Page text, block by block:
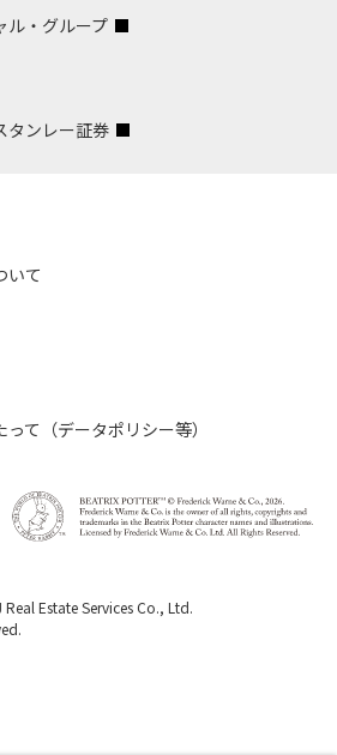
ル・グループ
タンレー証券
いて
て（データポリシー等）
Estate Services Co., Ltd.